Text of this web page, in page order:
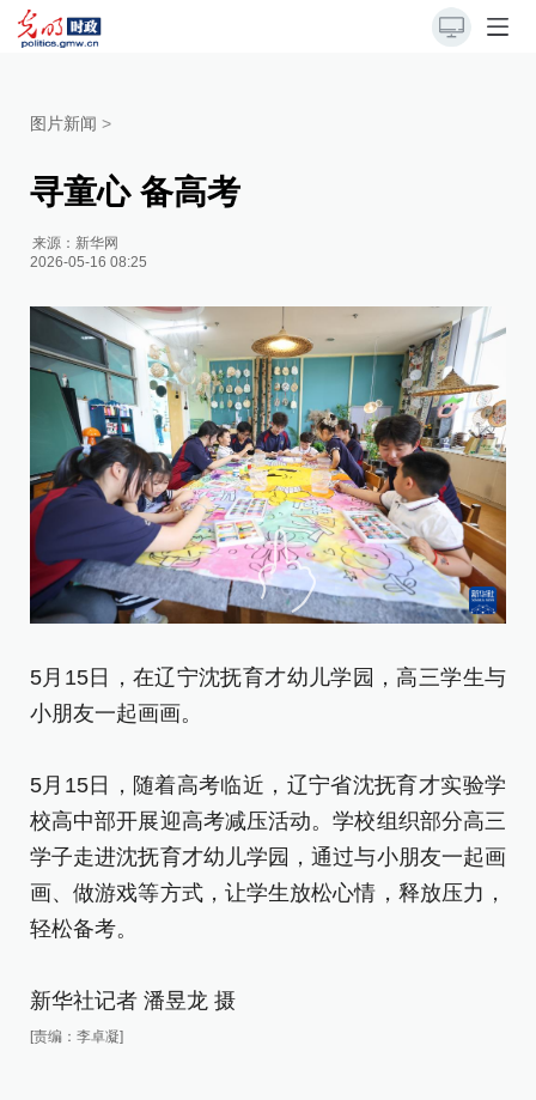
图片新闻 >
寻童心 备高考
来源： 新华网
2026-05-16 08:25
5月15日，在辽宁沈抚育才幼儿学园，高三学生与
小朋友一起画画。
5月15日，随着高考临近，辽宁省沈抚育才实验学
校高中部开展迎高考减压活动。学校组织部分高三
学子走进沈抚育才幼儿学园，通过与小朋友一起画
画、做游戏等方式，让学生放松心情，释放压力，
轻松备考。
新华社记者 潘昱龙 摄
[责编：李卓凝]